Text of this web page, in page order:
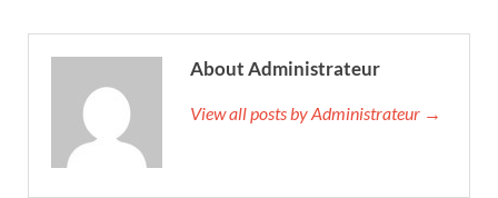
About Administrateur
View all posts by Administrateur →